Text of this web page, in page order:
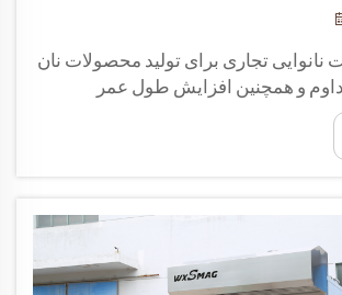
نانوایی تجاری برای تولید محصولات نان
مداوم و همچنین افزایش طول عمر
است. یک فر باگت‌پز به‌خوبی
عملکرد بهینه در پخت را تضمین
انرژی را نیز کاهش می‌دهد.